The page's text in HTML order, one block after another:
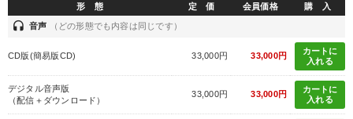
形 態 定 価 会員価格 購 入
headset 音声 （どの形態でも内容は同じです）
CD版(簡易版CD) 33,000円 33,000円
カートに
入れる
デジタル音声版
（配信＋ダウンロード）
33,000円 33,000円
カートに
入れる